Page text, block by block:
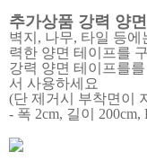
추가상품 강력 양
벽지, 나무, 타일 등
력한 양면 테이프를
강력 양면 테이프를
서 사용하세요
(단 제거시 부착면이
- 폭 2cm, 길이